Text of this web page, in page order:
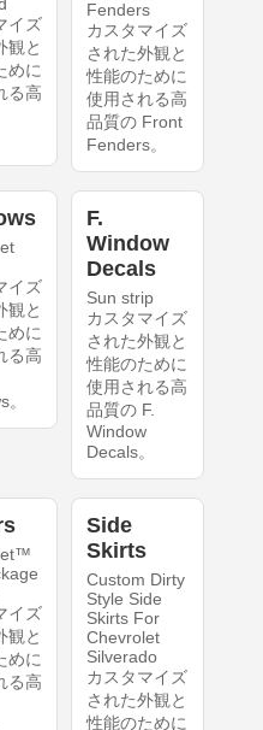
イズ
観と
めに
る高
Fenders
カスタマイズ
された外観と
性能のために
使用される高
品質の Front
Fenders。
イズ
観と
めに
る高
F.
Window
Decals
Sun strip
カスタマイズ
された外観と
性能のために
使用される高
品質の F.
Window
Decals。
イズ
観と
めに
る高
Side
Skirts
Custom Dirty
Style Side
Skirts For
Chevrolet
Silverado
カスタマイズ
された外観と
性能のために